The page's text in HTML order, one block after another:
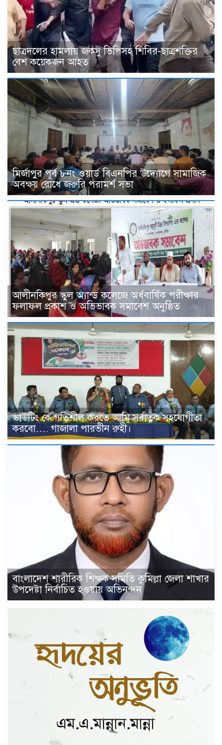
ছাত্রদলের হামলায় জকসু ভিপিসহ শিবির-ছাত্রশক্তির
বেশ কয়েকজন আহত
মির্জাপুর পূর্ব ৮নং ওয়ার্ড বিএনপির উদ্যোগে সামাজিক
অবক্ষয় রোধে জরুরি পরামর্শ সভা
আলীনকিপুর স্কুল অ্যান্ড কলেজে অর্ধবার্ষিক পরীক্ষার
ফলাফল প্রকাশ ও অভিভাবক সমাবেশ অনুষ্ঠিত
স্কাউটিং কে গতিশীল করতে আমি সর্বাত্নক সহযোগীতা
করবো…. গাজালা পারভীন রুহী।
বাংলাদেশ শারীরিক শিক্ষক সমিতি কুমিল্লা জেলা শাখার
উপদেষ্টা নির্বাচিত হওয়ায় অভিনন্দন